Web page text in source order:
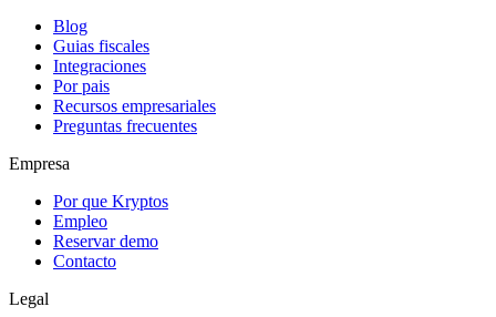
Blog
Guias fiscales
Integraciones
Por pais
Recursos empresariales
Preguntas frecuentes
Empresa
Por que Kryptos
Empleo
Reservar demo
Contacto
Legal